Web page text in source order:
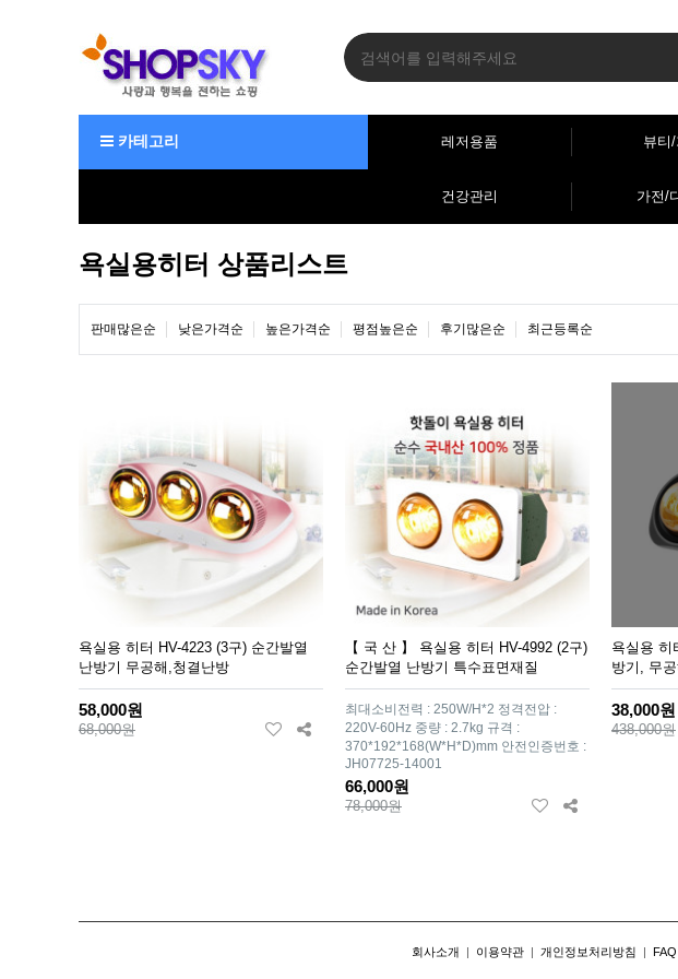
카테고리 레저용품 뷰티
건강관리 가전/
욕실용히터 상품리스트
판매많은순 낮은가격순 높은가격순 평점높은순 후기많은순 최근등록순
욕실용 히터 HV-4223 (3구) 순간발열
난방기 무공해,청결난방
58,000원
68,000원
【 국 산 】 욕실용 히터 HV-4992 (2구)
순간발열 난방기 특수표면재질
최대소비전력 : 250W/H*2 정격전압 :
220V-60Hz 중량 : 2.7kg 규격 :
370*192*168(W*H*D)mm 안전인증번호 :
JH07725-14001
66,000원
78,000원
욕실용 히
방기, 무
38,000원
438,000원
회사소개 | 이용약관 | 개인정보처리방침 | FAQ